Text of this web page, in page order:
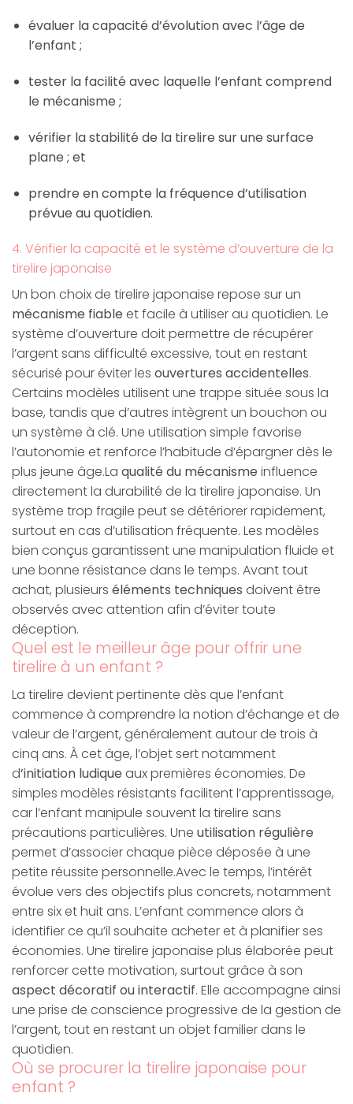
évaluer la capacité d’évolution avec l’âge de
l’enfant ;
tester la facilité avec laquelle l’enfant comprend
le mécanisme ;
vérifier la stabilité de la tirelire sur une surface
plane ; et
prendre en compte la fréquence d’utilisation
prévue au quotidien.
4. Vérifier la capacité et le système d’ouverture de la
tirelire japonaise
Un bon choix de tirelire japonaise repose sur un
mécanisme fiable et facile à utiliser au quotidien. Le
système d’ouverture doit permettre de récupérer
l’argent sans difficulté excessive, tout en restant
sécurisé pour éviter les ouvertures accidentelles.
Certains modèles utilisent une trappe située sous la
base, tandis que d’autres intègrent un bouchon ou
un système à clé. Une utilisation simple favorise
l’autonomie et renforce l’habitude d’épargner dès le
plus jeune âge.La qualité du mécanisme influence
directement la durabilité de la tirelire japonaise. Un
système trop fragile peut se détériorer rapidement,
surtout en cas d’utilisation fréquente. Les modèles
bien conçus garantissent une manipulation fluide et
une bonne résistance dans le temps. Avant tout
achat, plusieurs éléments techniques doivent être
observés avec attention afin d’éviter toute
déception.
Quel est le meilleur âge pour offrir une
tirelire à un enfant ?
La tirelire devient pertinente dès que l’enfant
commence à comprendre la notion d’échange et de
valeur de l’argent, généralement autour de trois à
cinq ans. À cet âge, l’objet sert notamment
d’initiation ludique aux premières économies. De
simples modèles résistants facilitent l’apprentissage,
car l’enfant manipule souvent la tirelire sans
précautions particulières. Une utilisation régulière
permet d’associer chaque pièce déposée à une
petite réussite personnelle.Avec le temps, l’intérêt
évolue vers des objectifs plus concrets, notamment
entre six et huit ans. L’enfant commence alors à
identifier ce qu’il souhaite acheter et à planifier ses
économies. Une tirelire japonaise plus élaborée peut
renforcer cette motivation, surtout grâce à son
aspect décoratif ou interactif. Elle accompagne ainsi
une prise de conscience progressive de la gestion de
l’argent, tout en restant un objet familier dans le
quotidien.
Où se procurer la tirelire japonaise pour
enfant ?